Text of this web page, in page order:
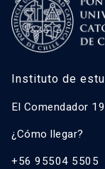
Instituto de
El Comendador
¿Cómo llegar?
+56 95504 5505